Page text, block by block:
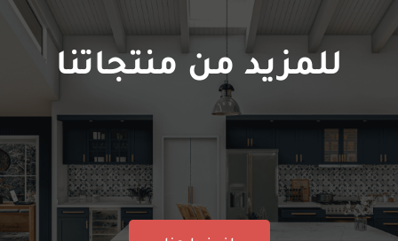
للمزيد من منتجاتنا